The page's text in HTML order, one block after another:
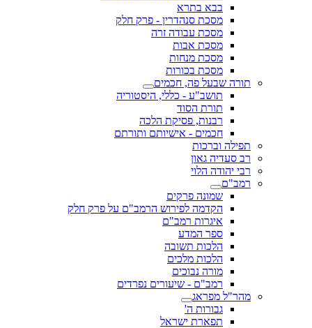
בבא בתרא
מסכת סנהדרין - פרק חלק
מסכת עבודה זרה
מסכת אבות
מסכת מנחות
מסכת בכורות
תורה שבעל פה, חכמים
תושב"ע - כללי, היסטוריה
תורת הסוד
רבנות, פסיקת הלכה
חכמים - אישיותם ותורתם
תפילה וברכות
רב סעדיה גאון
רבי יהודה הלוי
רמב"ם
שמונה פרקים
הקדמה לפירוש הרמב"ם על פרק חלק
איגרות רמב"ם
ספר המדע
הלכות תשובה
הלכות מלכים
מורה נבוכים
רמב"ם - שיעורים נפרדים
מהר"ל מפראג
גבורות ה'
תפארת ישראל